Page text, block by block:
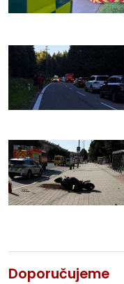
Doporučujeme